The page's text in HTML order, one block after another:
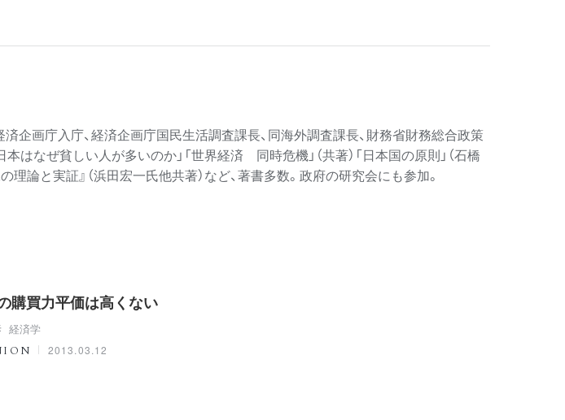
企画庁入庁、経済企画庁国民生活調査課長、同海外調査課長、財務省財務総合政策
はなぜ貧しい人が多いのか」「世界経済 同時危機」（共著）「日本国の原則」（石橋
理論と実証』（浜田宏一氏他共著）など、著書多数。政府の研究会にも参加。
購買力平価は高くない
経済学
2013.03.12